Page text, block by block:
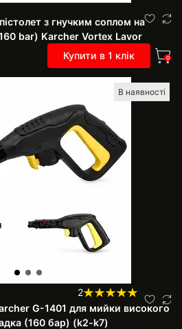
з гнучким соплом на
bar) Karcher Vortex Lavor
Купити в 1 клік 0
В наявності
2
G-1401 для мийки високого
(160 бар) (k2-k7)